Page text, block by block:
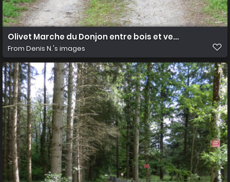
Olivet Marche du Donjon entre bois et vergers 2
From Denis N.'s images